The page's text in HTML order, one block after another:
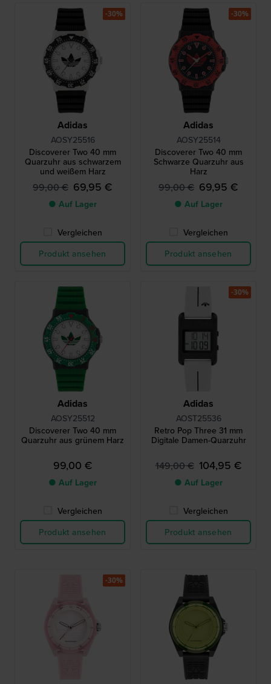
Adidas
AOSY25516
Discoverer Two 40 mm
Quarzuhr aus schwarzem
und weißem Harz
99,00 € 69,95 €
● Auf Lager
Vergleichen
Produkt ansehen
-30%
Adidas
AOSY25514
Discoverer Two 40 mm
Schwarze Quarzuhr aus
Harz
99,00 € 69,95 €
● Auf Lager
Vergleichen
Produkt ansehen
-30%
Adidas
AOSY25512
Discoverer Two 40 mm
Quarzuhr aus grünem Harz
99,00 €
● Auf Lager
Vergleichen
Produkt ansehen
Adidas
AOST25536
Retro Pop Three 31 mm
Digitale Damen-Quarzuhr
149,00 € 104,95 €
● Auf Lager
Vergleichen
Produkt ansehen
-30%
-30%